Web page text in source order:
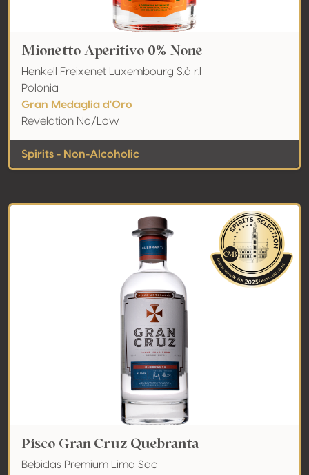
Mionetto Aperitivo 0% None
Henkell Freixenet Luxembourg S.à r.l
Polonia
Gran Medaglia d'Oro
Revelation No/Low
Spirits - Non-Alcoholic
Pisco Gran Cruz Quebranta
Bebidas Premium Lima Sac